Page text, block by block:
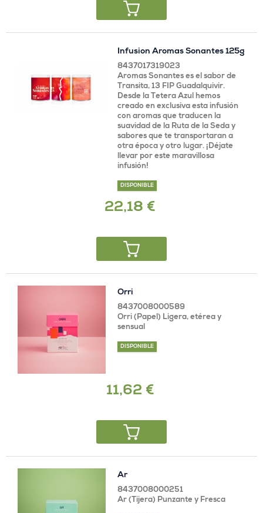
Infusion Aromas Sonantes 125g
8437017319023
Aromas Sonantes es el sabor de
Transita, 13 FIP Guadalquivir.
Desde la Tetera Azul hemos
creado en exclusiva esta infusión
con aromas que traducen la
suavidad de la Ruta de la Seda y
sabores que te transportaran a
otra época y otro lugar. ¡Déjate
llevar por este maravillosa
infusión!
DISPONIBLE
22,18 €
Orri
8437008000589
Orri (Papel) Ligera, etérea y
sensual
DISPONIBLE
11,62 €
Ar
8437008000251
Ar (Tijera) Punzante y Fresca